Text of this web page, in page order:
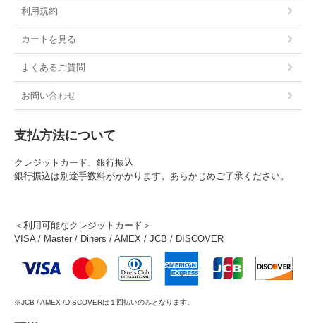
利用規約
カートを見る
よくあるご質問
お問い合わせ
支払方法について
クレジットカード、銀行振込
銀行振込は別途手数料がかかります。あらかじめご了承ください。
＜利用可能なクレジットカード＞
VISA / Master / Diners / AMEX / JCB / DISCOVER
※JCB / AMEX /DISCOVERは１回払いのみとなります。